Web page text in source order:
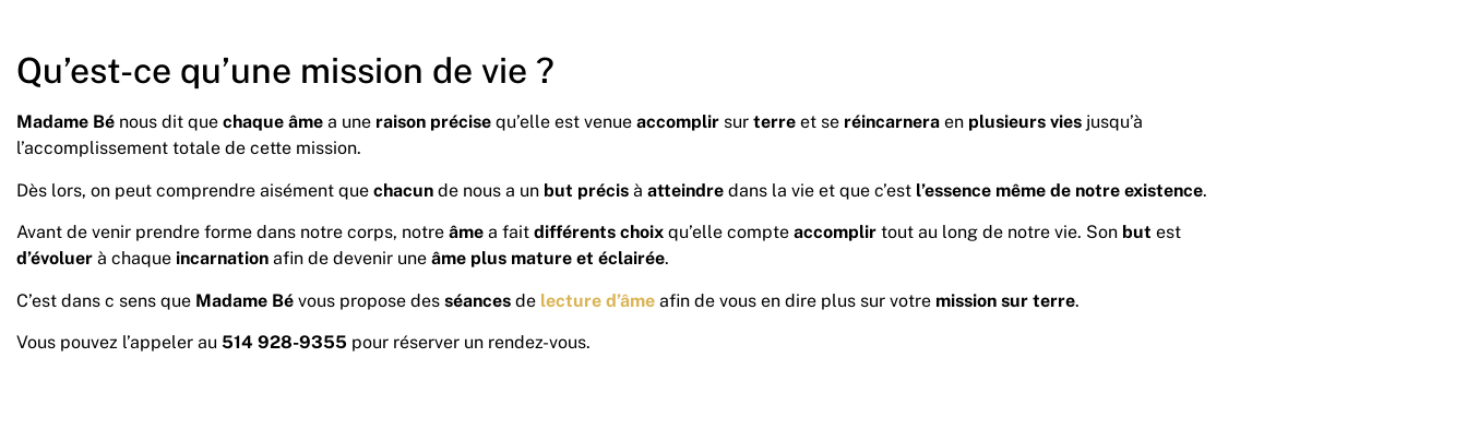
Qu’est-ce qu’une mission de vie ?
Madame Bé nous dit que chaque âme a une raison précise qu’elle est venue accomplir sur terre et se réincarnera en plusieurs vies jusqu’à
l’accomplissement totale de cette mission.
Dès lors, on peut comprendre aisément que chacun de nous a un but précis à atteindre dans la vie et que c’est l’essence même de notre existence.
Avant de venir prendre forme dans notre corps, notre âme a fait différents choix qu’elle compte accomplir tout au long de notre vie. Son but est
d’évoluer à chaque incarnation afin de devenir une âme plus mature et éclairée.
C’est dans c sens que Madame Bé vous propose des séances de lecture d’âme afin de vous en dire plus sur votre mission sur terre.
Vous pouvez l’appeler au 514 928-9355 pour réserver un rendez-vous.